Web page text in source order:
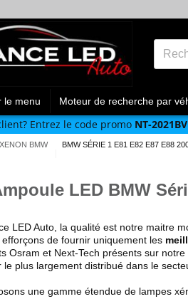
le menu Moteur de recherche par
Entrez le code promo NT-2021BV
BMW BMW SÉRIE 1 E81 E82 E87 E88
LED BMW
LED Auto, la qualité est notre maitre
efforçons de fournir uniquement les
Osram et Next-Tech présents sur
le plus largement distribué dans le
une gamme étendue de lampes